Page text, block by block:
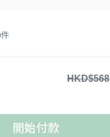
件
HKD$568
開始付款